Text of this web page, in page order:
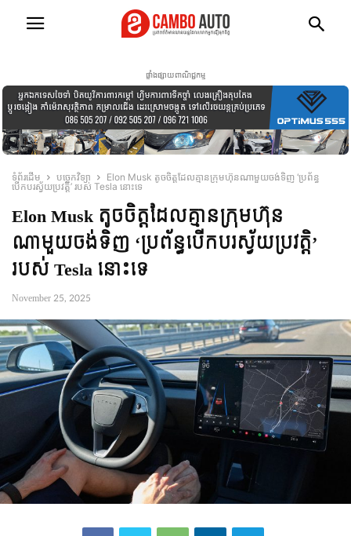
ផ្ទាំងផ្សាយពាណិជ្ជកម្ម
ទំព័រដើម បច្ចេកវិទ្យា
Elon Musk តូចចិត្តដែលគ្មានក្រុមហ៊ុនណាមួយចង់ទិញ ‘ប្រព័ន្ធ
បើកបរស្វ័យប្រវត្តិ’ របស់​ Tesla នោះទេ
Elon Musk តូចចិត្តដែលគ្មានក្រុមហ៊ុន
ណាមួយចង់ទិញ ‘ប្រព័ន្ធបើកបរស្វ័យប្រវត្តិ’
របស់​ Tesla នោះទេ
November 25, 2025